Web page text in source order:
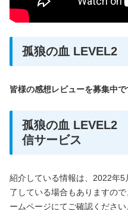
孤狼の血 LEVEL2
皆様の感想レビューを募集中
孤狼の血 LEVEL2
信サービス
紹介している情報は、2022年
了している場合もありますの
ームページにてご確認ください